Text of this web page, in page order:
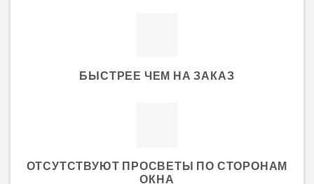
БЫСТРЕЕ ЧЕМ НА ЗАКАЗ
ОТСУТСТВУЮТ ПРОСВЕТЫ ПО СТОРОНАМ
ОКНА